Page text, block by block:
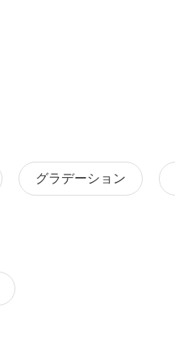
グラデーション